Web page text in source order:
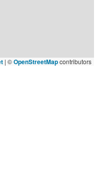
| ©OpenStreetMapcontributors